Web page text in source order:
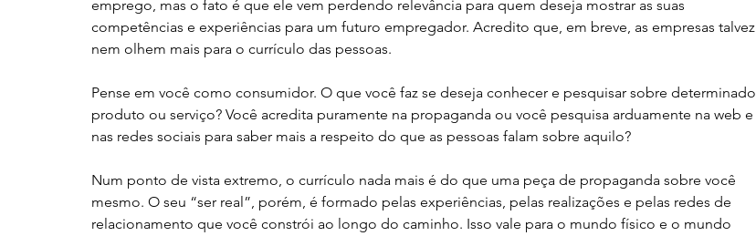
emprego, mas o fato é que ele vem perdendo relevância para quem deseja mostrar as suas
competências e experiências para um futuro empregador. Acredito que, em breve, as empresas talvez
nem olhem mais para o currículo das pessoas.
Pense em você como consumidor. O que você faz se deseja conhecer e pesquisar sobre determinado
produto ou serviço? Você acredita puramente na propaganda ou você pesquisa arduamente na web e
nas redes sociais para saber mais a respeito do que as pessoas falam sobre aquilo?
Num ponto de vista extremo, o currículo nada mais é do que uma peça de propaganda sobre você
mesmo. O seu “ser real”, porém, é formado pelas experiências, pelas realizações e pelas redes de
relacionamento que você constrói ao longo do caminho. Isso vale para o mundo físico e o mundo